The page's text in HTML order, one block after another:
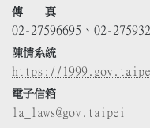
傳 真
02-27596695、02-
陳情系統
https://
電子信箱
la_laws@gov.taipei